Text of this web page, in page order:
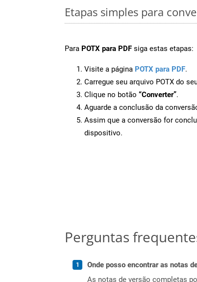
Etapas simples para
Para POTX para PDF siga estas etapas:
Visite a página POTX para PDF.
Carregue seu arquivo POTX do
Clique no botão “Converter”.
Aguarde a conclusão da
Assim que a conversão for
dispositivo.
Perguntas
Onde posso encontrar as notas
As notas de versão completas